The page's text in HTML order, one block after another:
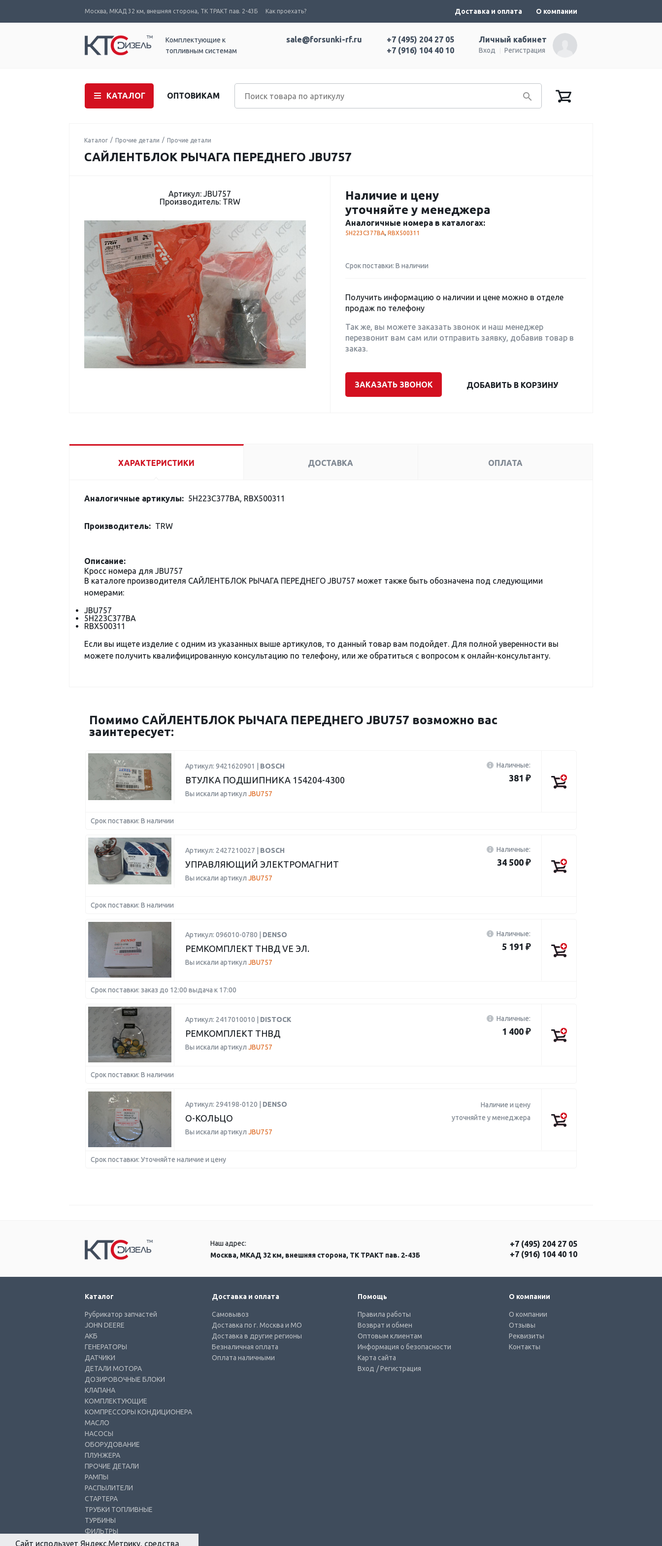
Москва, МКАД 32 км, внешняя сторона, ТК ТРАКТ пав. 2-43Б Как проехать? Доставка и оплата О компании
Комплектующие к
топливным системам
Личный кабинет
Вход Регистрация
+7 (495) 204 27 05
+7 (916) 104 40 10
sale@forsunki-rf.ru
КАТАЛОГ ОПТОВИКАМ
Каталог Прочие детали Прочие детали
САЙЛЕНТБЛОК РЫЧАГА ПЕРЕДНЕГО JBU757
Артикул: JBU757
Производитель: TRW
Наличие и цену
уточняйте у менеджера
Аналогичные номера в каталогах:
5H223C377BA, RBX500311
Срок поставки: В наличии
Получить информацию о наличии и цене можно в отделе
продаж по телефону
Так же, вы можете заказать звонок и наш менеджер
перезвонит вам сам или отправить заявку, добавив товар в
заказ.
ЗАКАЗАТЬ ЗВОНОК ДОБАВИТЬ В КОРЗИНУ
ХАРАКТЕРИСТИКИ ДОСТАВКА ОПЛАТА
Аналогичные артикулы: 5H223C377BA, RBX500311
Производитель: TRW
Описание:
Кросс номера для JBU757
В каталоге производителя САЙЛЕНТБЛОК РЫЧАГА ПЕРЕДНЕГО JBU757 может также быть обозначена под следующими
номерами:
JBU757
5H223C377BA
RBX500311
Если вы ищете изделие с одним из указанных выше артикулов, то данный товар вам подойдет. Для полной уверенности вы
можете получить квалифицированную консультацию по телефону, или же обратиться с вопросом к онлайн-консультанту.
Помимо САЙЛЕНТБЛОК РЫЧАГА ПЕРЕДНЕГО JBU757 возможно вас
заинтересует:
Артикул: 9421620901 | BOSCH
ВТУЛКА ПОДШИПНИКА 154204-4300
Вы искали артикул JBU757
Наличные:
381 ₽
Срок поставки: В наличии
Артикул: 2427210027 | BOSCH
УПРАВЛЯЮЩИЙ ЭЛЕКТРОМАГНИТ
Вы искали артикул JBU757
Наличные:
34 500 ₽
Срок поставки: В наличии
Артикул: 096010-0780 | DENSO
РЕМКОМПЛЕКТ ТНВД VE ЭЛ.
Вы искали артикул JBU757
Наличные:
5 191 ₽
Срок поставки: заказ до 12:00 выдача к 17:00
Артикул: 2417010010 | DISTOCK
РЕМКОМПЛЕКТ ТНВД
Вы искали артикул JBU757
Наличные:
1 400 ₽
Срок поставки: В наличии
Артикул: 294198-0120 | DENSO
О-КОЛЬЦО
Вы искали артикул JBU757
Наличие и цену
уточняйте у менеджера
Срок поставки: Уточняйте наличие и цену
Наш адрес:
Москва, МКАД 32 км, внешняя сторона, ТК ТРАКТ пав. 2-43Б
+7 (495) 204 27 05
+7 (916) 104 40 10
Каталог
Рубрикатор запчастей
JOHN DEERE
АКБ
ГЕНЕРАТОРЫ
ДАТЧИКИ
ДЕТАЛИ МОТОРА
ДОЗИРОВОЧНЫЕ БЛОКИ
КЛАПАНА
КОМПЛЕКТУЮЩИЕ
КОМПРЕССОРЫ КОНДИЦИОНЕРА
МАСЛО
НАСОСЫ
ОБОРУДОВАНИЕ
ПЛУНЖЕРА
ПРОЧИЕ ДЕТАЛИ
РАМПЫ
РАСПЫЛИТЕЛИ
СТАРТЕРА
ТРУБКИ ТОПЛИВНЫЕ
ТУРБИНЫ
ФИЛЬТРЫ
ФОРСУНКИ
Доставка и оплата
Самовывоз
Доставка по г. Москва и МО
Доставка в другие регионы
Безналичная оплата
Оплата наличными
Помощь
Правила работы
Возврат и обмен
Оптовым клиентам
Информация о безопасности
Карта сайта
Вход / Регистрация
О компании
О компании
Отзывы
Реквизиты
Контакты
Сайт использует Яндекс.Метрику, средства